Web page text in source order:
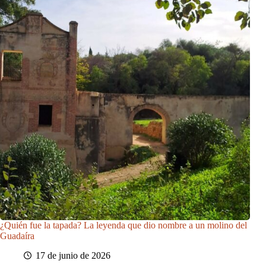
¿Quién fue la tapada? La leyenda que dio nombre a un molino del
Guadaíra
17 de junio de 2026